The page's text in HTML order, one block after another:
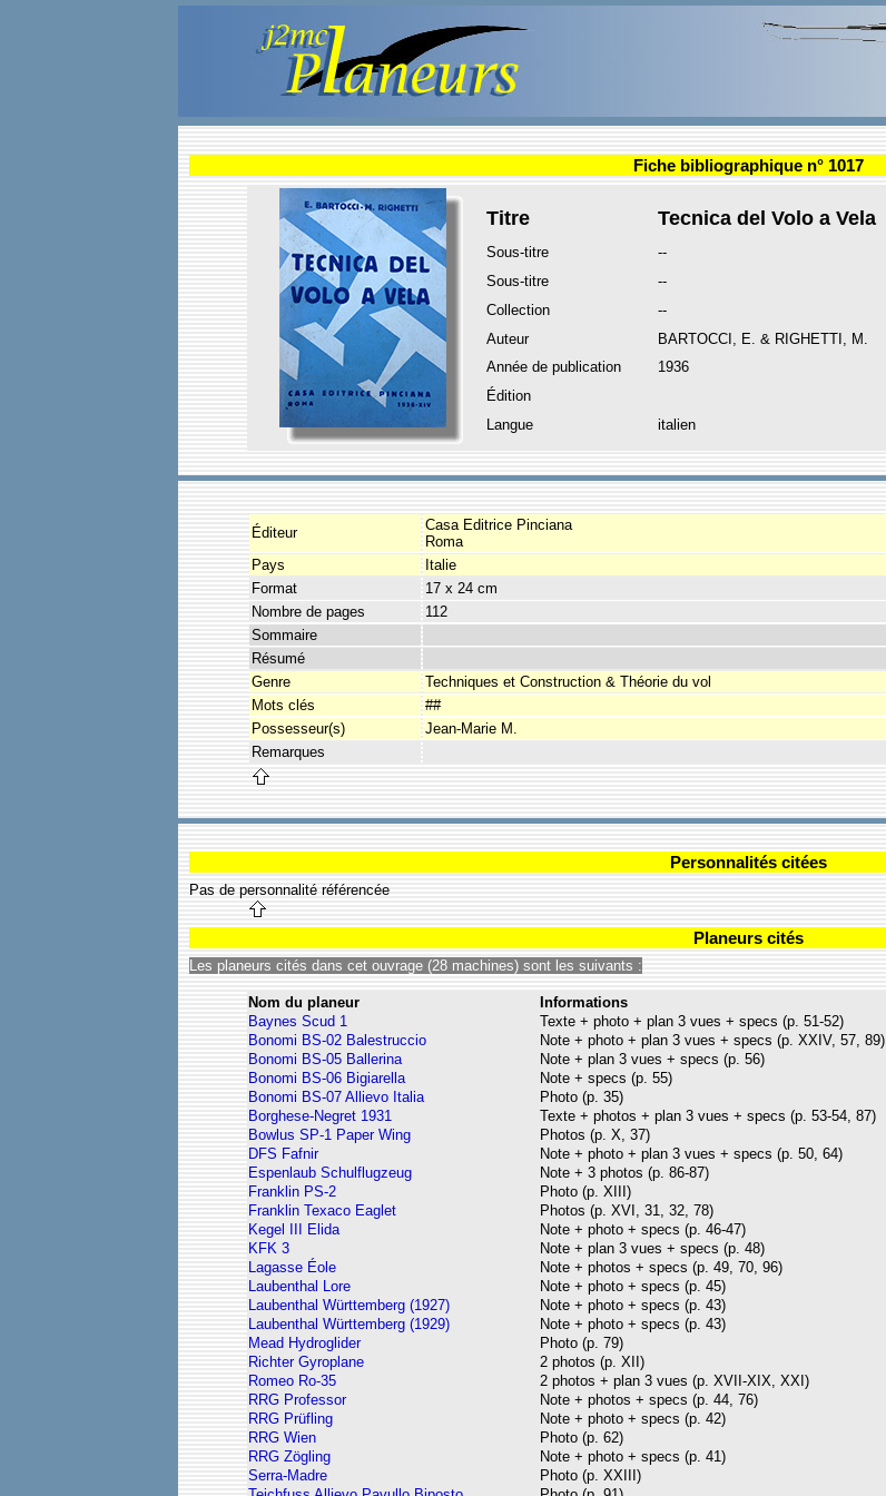
Fiche bibliographique n° 1017
Titre Tecnica del Volo a Vela
Sous-titre
--
Sous-titre
--
Collection
--
Auteur
BARTOCCI, E. & RIGHETTI, M.
Année de publication
1936
Édition
Langue
italien
Éditeur
Casa Editrice Pinciana
Roma
Pays
Italie
Format
17 x 24 cm
Nombre de pages
112
Sommaire
Résumé
Genre
Techniques et Construction & Théorie du vol
Mots clés
##
Possesseur(s)
Jean-Marie M.
Remarques
Personnalités citées
Pas de personnalité référencée
Planeurs cités
Les planeurs cités dans cet ouvrage (28 machines) sont les suivants :
Nom du planeur
Informations
Baynes Scud 1
Texte + photo + plan 3 vues + specs (p. 51-52)
Bonomi BS-02 Balestruccio
Note + photo + plan 3 vues + specs (p. XXIV, 57, 89)
Bonomi BS-05 Ballerina
Note + plan 3 vues + specs (p. 56)
Bonomi BS-06 Bigiarella
Note + specs (p. 55)
Bonomi BS-07 Allievo Italia
Photo (p. 35)
Borghese-Negret 1931
Texte + photos + plan 3 vues + specs (p. 53-54, 87)
Bowlus SP-1 Paper Wing
Photos (p. X, 37)
DFS Fafnir
Note + photo + plan 3 vues + specs (p. 50, 64)
Espenlaub Schulflugzeug
Note + 3 photos (p. 86-87)
Franklin PS-2
Photo (p. XIII)
Franklin Texaco Eaglet
Photos (p. XVI, 31, 32, 78)
Kegel III Elida
Note + photo + specs (p. 46-47)
KFK 3
Note + plan 3 vues + specs (p. 48)
Lagasse Éole
Note + photos + specs (p. 49, 70, 96)
Laubenthal Lore
Note + photo + specs (p. 45)
Laubenthal Württemberg (1927)
Note + photo + specs (p. 43)
Laubenthal Württemberg (1929)
Note + photo + specs (p. 43)
Mead Hydroglider
Photo (p. 79)
Richter Gyroplane
2 photos (p. XII)
Romeo Ro-35
2 photos + plan 3 vues (p. XVII-XIX, XXI)
RRG Professor
Note + photos + specs (p. 44, 76)
RRG Prüfling
Note + photo + specs (p. 42)
RRG Wien
Photo (p. 62)
RRG Zögling
Note + photo + specs (p. 41)
Serra-Madre
Photo (p. XXIII)